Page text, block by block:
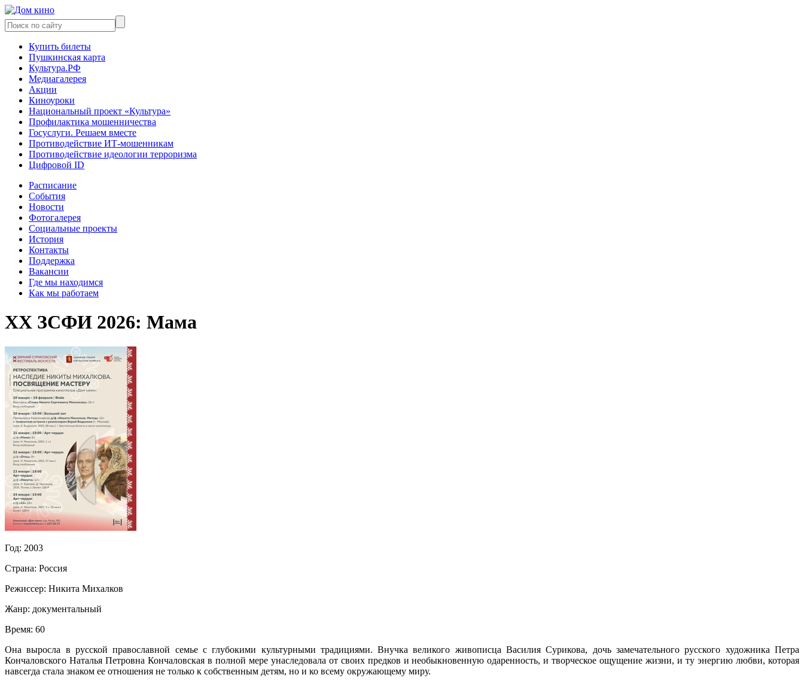
Купить билеты
Пушкинская карта
Культура.РФ
Медиагалерея
Акции
Киноуроки
Национальный проект «Культура»
Профилактика мошенничества
Госуслуги. Решаем вместе
Противодействие ИТ-мошенникам
Противодействие идеологии терроризма
Цифровой ID
Расписание
События
Новости
Фотогалерея
Социальные проекты
История
Контакты
Поддержка
Вакансии
Где мы находимся
Как мы работаем
XX ЗСФИ 2026: Мама
Год: 2003
Страна: Россия
Режиссер: Никита Михалков
Жанр: документальный
Время: 60
Она выросла в русской православной семье с глубокими культурными традициями. Внучка великого живописца Василия Сурикова, дочь замечательного русского художника Петра
Кончаловского Наталья Петровна Кончаловская в полной мере унаследовала от своих предков и необыкновенную одаренность, и творческое ощущение жизни, и ту энергию любви, которая
навсегда стала знаком ее отношения не только к собственным детям, но и ко всему окружающему миру.